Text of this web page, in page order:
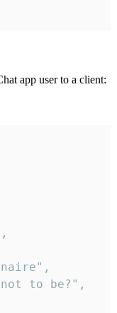
app user to a client: